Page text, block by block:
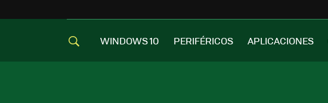
WINDOWS 10 PERIFÉRICOS APLICACIONES